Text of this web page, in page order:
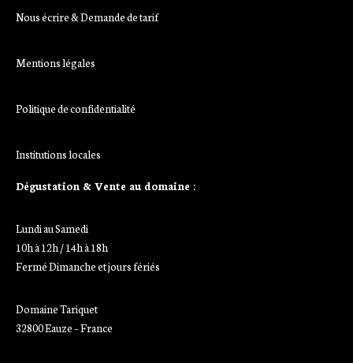
Nous écrire & Demande de tarif
Mentions légales
Politique de confidentialité
Institutions locales
Dégustation & Vente au domaine :
Lundi au Samedi
10h à 12h / 14h à 18h
Fermé Dimanche et jours fériés
Domaine Tariquet
32800 Eauze – France